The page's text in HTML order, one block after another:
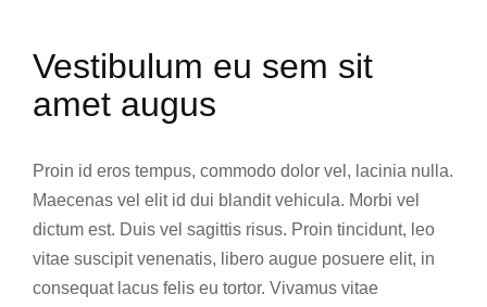
Vestibulum eu sem sit
amet augus
Proin id eros tempus, commodo dolor vel, lacinia nulla.
Maecenas vel elit id dui blandit vehicula. Morbi vel
dictum est. Duis vel sagittis risus. Proin tincidunt, leo
vitae suscipit venenatis, libero augue posuere elit, in
consequat lacus felis eu tortor. Vivamus vitae